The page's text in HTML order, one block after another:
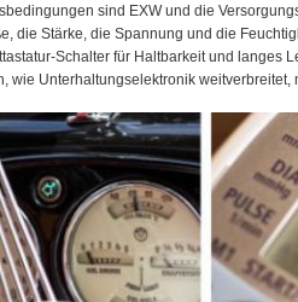
sind EXW und die
die Stärke, die Spannung und die
Schalter für Haltbarkeit und langes
wie Unterhaltungselektronik